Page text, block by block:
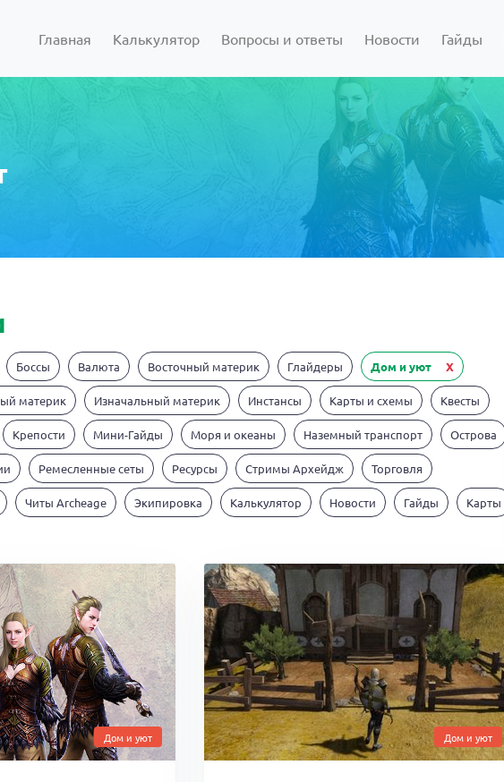
Главная Калькулятор Вопросы и ответы Новости Гайды
Боссы Валюта Восточный материк Глайдеры Дом и уют X
материк Изначальный материк Инстансы Карты и схемы Квесты
Крепости Мини-Гайды Моря и океаны Наземный транспорт Острова
Ремесленные сеты Ресурсы Стримы Архейдж Торговля
Читы Archeage Экипировка Калькулятор Новости Гайды Карты
Дом и уют Дом и уют